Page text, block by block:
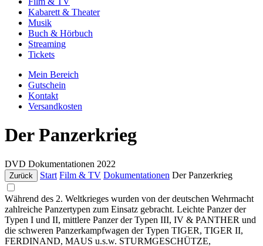
Kabarett & Theater
Musik
Buch & Hörbuch
Streaming
Tickets
Mein Bereich
Gutschein
Kontakt
Versandkosten
Der Panzerkrieg
DVD Dokumentationen 2022
Zurück Start Film & TV Dokumentationen Der Panzerkrieg
Während des 2. Weltkrieges wurden von der deutschen Wehrmacht
zahlreiche Panzertypen zum Einsatz gebracht. Leichte Panzer der
Typen I und II, mittlere Panzer der Typen III, IV & PANTHER und
die schweren Panzerkampfwagen der Typen TIGER, TIGER II,
FERDINAND, MAUS u.s.w. STURMGESCHÜTZE,